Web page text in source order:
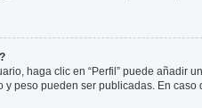
haga clic en “Perfil” puede añadir
peso pueden ser publicadas. En